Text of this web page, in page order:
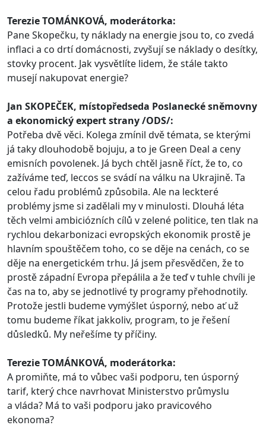
Terezie TOMÁNKOVÁ, moderátorka:
Pane Skopečku, ty náklady na energie jsou to, co zvedá
inflaci a co drtí domácnosti, zvyšují se náklady o desítky,
stovky procent. Jak vysvětlíte lidem, že stále takto
musejí nakupovat energie?
Jan SKOPEČEK, místopředseda Poslanecké sněmovny
a ekonomický expert strany /ODS/:
Potřeba dvě věci. Kolega zmínil dvě témata, se kterými
já taky dlouhodobě bojuju, a to je Green Deal a ceny
emisních povolenek. Já bych chtěl jasně říct, že to, co
zažíváme teď, leccos se svádí na válku na Ukrajině. Ta
celou řadu problémů způsobila. Ale na leckteré
problémy jsme si zadělali my v minulosti. Dlouhá léta
těch velmi ambiciózních cílů v zelené politice, ten tlak na
rychlou dekarbonizaci evropských ekonomik prostě je
hlavním spouštěčem toho, co se děje na cenách, co se
děje na energetickém trhu. Já jsem přesvědčen, že to
prostě západní Evropa přepálila a že teď v tuhle chvíli je
čas na to, aby se jednotlivé ty programy přehodnotily.
Protože jestli budeme vymýšlet úsporný, nebo ať už
tomu budeme říkat jakkoliv, program, to je řešení
důsledků. My neřešíme ty příčiny.
Terezie TOMÁNKOVÁ, moderátorka:
A promiňte, má to vůbec vaši podporu, ten úsporný
tarif, který chce navrhovat Ministerstvo průmyslu
a vláda? Má to vaši podporu jako pravicového
ekonoma?